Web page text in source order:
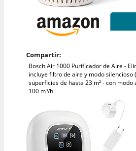
Compartir:
Bosch Air 1000 Purificador de Aire -
incluye filtro de aire y modo silencioso
superficies de hasta 23 m² - con modo
100 m³/h